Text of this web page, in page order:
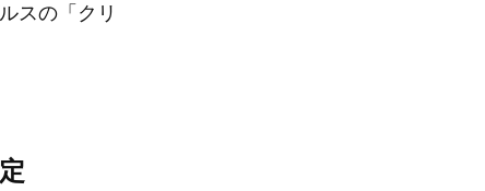
スの「クリ